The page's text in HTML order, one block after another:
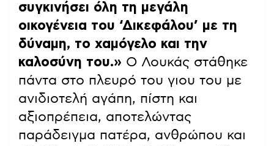
συγκινήσει όλη τη μεγάλη
οικογένεια του ‘Δικεφάλου’ με τη
δύναμη, το χαμόγελο και την
καλοσύνη του.» Ο Λουκάς στάθηκε
πάντα στο πλευρό του γιου του με
ανιδιοτελή αγάπη, πίστη και
αξιοπρέπεια, αποτελώντας
παράδειγμα πατέρα, ανθρώπου και